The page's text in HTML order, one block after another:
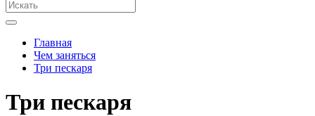
Главная
Чем заняться
Три пескаря
Три пескаря